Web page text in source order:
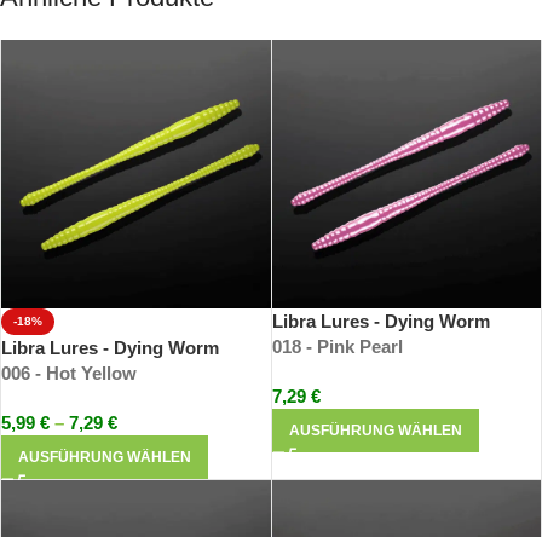
-18%
Libra Lures - Dying Worm
006 - Hot Yellow
5,99 € – 7,29 €
AUSFÜHRUNG WÄHLEN
Libra Lures - Dying Worm
018 - Pink Pearl
7,29 €
AUSFÜHRUNG WÄHLEN